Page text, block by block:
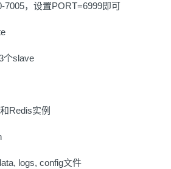
7005，设置PORT=6999即可
个slave
Redis实例
logs, config文件